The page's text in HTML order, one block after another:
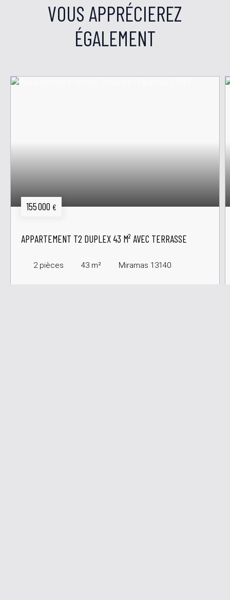
VOUS APPRÉCIEREZ
ÉGALEMENT
155 000 €
APPARTEMENT T2 DUPLEX 43 M² AVEC TERRASSE
2 pièces 43 m² Miramas 13140